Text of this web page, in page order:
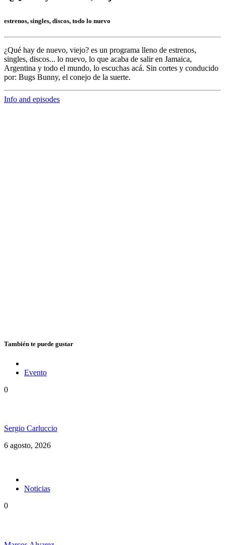
estrenos, singles, discos, todo lo nuevo
¿Qué hay de nuevo, viejo? es un programa lleno de estrenos,
singles, discos... lo nuevo, lo que acaba de salir en Jamaica,
Argentina y todo el mundo, lo escuchas acá. Sin cortes y conducido
por: Bugs Bunny, el conejo de la suerte.
Info and episodes
También te puede gustar
Evento
0
Sergio Carluccio
6 agosto, 2026
Noticias
0